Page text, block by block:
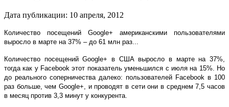
Дата публикации: 10 апреля, 2012
Количество посещений Google+ американскими пользователями
выросло в марте на 37% – до 61 млн раз...
Количество посещений Google+ в США выросло в марте на 37%,
тогда как у Facebook этот показатель уменьшился с июля на 15%. Но
до реального соперничества далеко: пользователей Facebook в 100
раз больше, чем Google+, и проводят в сети они в среднем 7,5 часов
в месяц против 3,3 минут у конкурента.